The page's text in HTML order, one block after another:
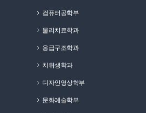
컴퓨터공학부
물리치료학과
응급구조학과
치위생학과
디자인영상학부
문화예술학부